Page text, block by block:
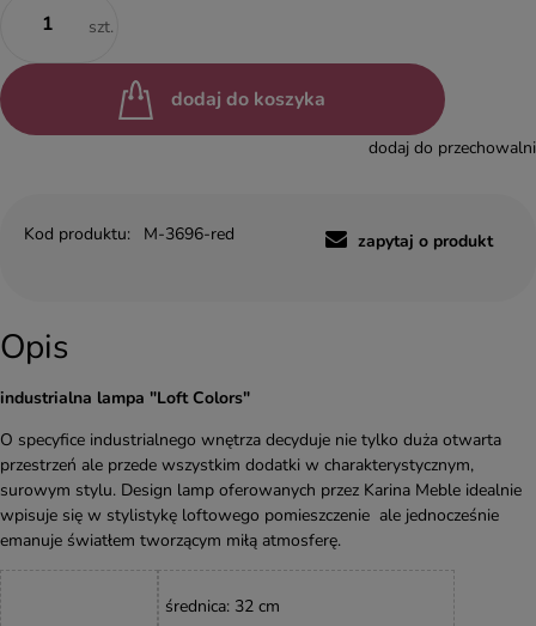
szt.
dodaj do koszyka
dodaj do przechowalni
Kod produktu: M-3696-red zapytaj o produkt
Opis
industrialna lampa "Loft Colors"
O specyfice industrialnego wnętrza decyduje nie tylko duża otwarta
przestrzeń ale przede wszystkim dodatki w charakterystycznym,
surowym stylu. Design lamp oferowanych przez Karina Meble idealnie
wpisuje się w stylistykę loftowego pomieszczenie ale jednocześnie
emanuje światłem tworzącym miłą atmosferę.
średnica: 32 cm